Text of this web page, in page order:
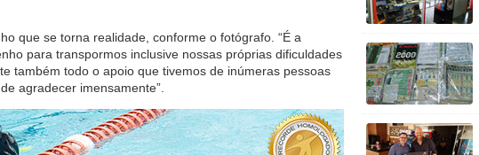
que se torna realidade, conforme o fotógrafo. “É a
para transpormos inclusive nossas próprias dificuldades
também todo o apoio que tivemos de inúmeras pessoas
agradecer imensamente”.